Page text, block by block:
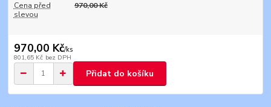
Cena před
slevou
970,00 Kč
970,00 Kč/ks
801,65 Kč bez DPH
Přidat do košíku